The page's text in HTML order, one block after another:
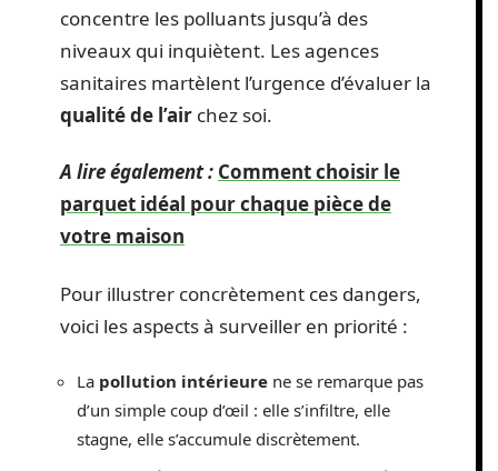
concentre les polluants jusqu’à des
niveaux qui inquiètent. Les agences
sanitaires martèlent l’urgence d’évaluer la
qualité de l’air chez soi.
A lire également : Comment choisir le
parquet idéal pour chaque pièce de
votre maison
Pour illustrer concrètement ces dangers,
voici les aspects à surveiller en priorité :
La pollution intérieure ne se remarque pas
d’un simple coup d’œil : elle s’infiltre, elle
stagne, elle s’accumule discrètement.